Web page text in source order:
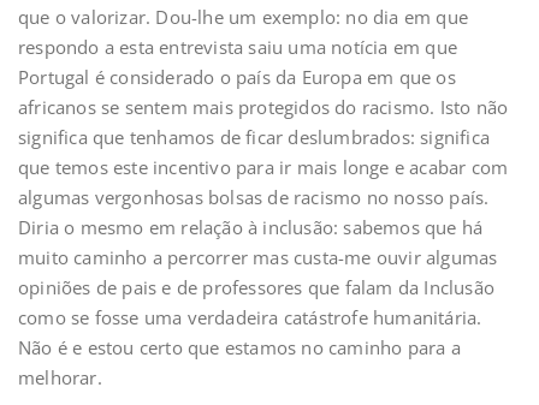
que o valorizar. Dou-lhe um exemplo: no dia em que
respondo a esta entrevista saiu uma notícia em que
Portugal é considerado o país da Europa em que os
africanos se sentem mais protegidos do racismo. Isto não
significa que tenhamos de ficar deslumbrados: significa
que temos este incentivo para ir mais longe e acabar com
algumas vergonhosas bolsas de racismo no nosso país.
Diria o mesmo em relação à inclusão: sabemos que há
muito caminho a percorrer mas custa-me ouvir algumas
opiniões de pais e de professores que falam da Inclusão
como se fosse uma verdadeira catástrofe humanitária.
Não é e estou certo que estamos no caminho para a
melhorar.